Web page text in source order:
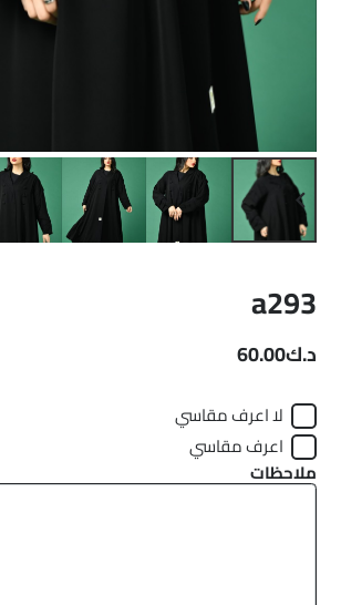
a293
د.ك60.00
لا اعرف مقاسي
اعرف مقاسي
ملاحظات